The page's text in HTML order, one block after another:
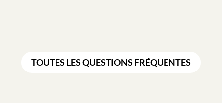
TOUTES LES QUESTIONS FRÉQUENTES